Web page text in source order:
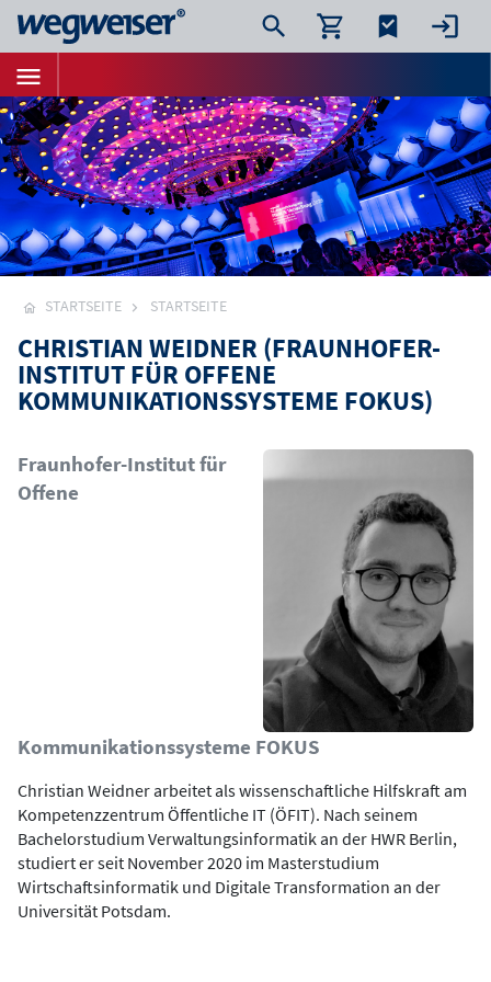
STARTSEITE STARTSEITE
CHRISTIAN WEIDNER (FRAUNHOFER-
INSTITUT FÜR OFFENE
KOMMUNIKATIONSSYSTEME FOKUS)
Fraunhofer-Institut für
Offene
Kommunikationssysteme FOKUS
Christian Weidner arbeitet als wissenschaftliche Hilfskraft am
Kompetenzzentrum Öffentliche IT (ÖFIT). Nach seinem
Bachelorstudium Verwaltungsinformatik an der HWR Berlin,
studiert er seit November 2020 im Masterstudium
Wirtschaftsinformatik und Digitale Transformation an der
Universität Potsdam.